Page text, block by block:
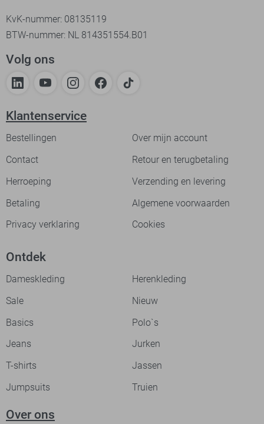
KvK-nummer: 08135119
BTW-nummer: NL 814351554.B01
Volg ons
Klantenservice
Bestellingen
Over mijn account
Contact
Retour en terugbetaling
Herroeping
Verzending en levering
Betaling
Algemene voorwaarden
Privacy verklaring
Cookies
Ontdek
Dameskleding
Herenkleding
Sale
Nieuw
Basics
Polo`s
Jeans
Jurken
T-shirts
Jassen
Jumpsuits
Truien
Over ons